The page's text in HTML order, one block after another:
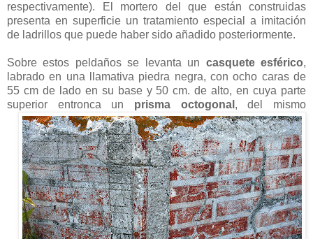
respectivamente). El mortero del que están construidas
presenta en superficie un tratamiento especial a imitación
de ladrillos que puede haber sido añadido posteriormente.
Sobre estos peldaños se levanta un casquete esférico,
labrado en una llamativa piedra negra, con ocho caras de
55 cm de lado en su base y 50 cm. de alto, en cuya parte
superior entronca un prisma octogonal , del mismo